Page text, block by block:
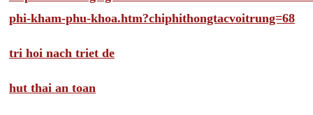
phi-kham-phu-khoa.htm?chiphithongtacvoitrung=68
tri hoi nach triet de
hut thai an toan